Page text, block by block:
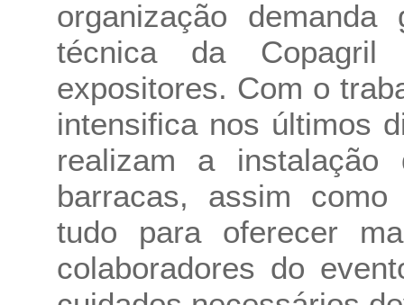
organização
técnica da
expositores. Com o
intensifica nos últimos
realizam a
barracas, assim
tudo para oferecer
colaboradores do